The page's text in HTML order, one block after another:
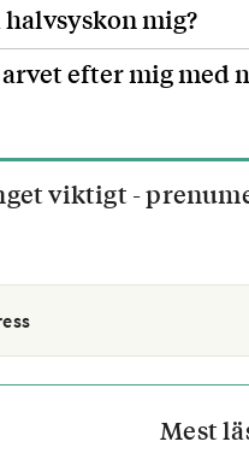
mig?
efter mig med
viktigt -
Mest